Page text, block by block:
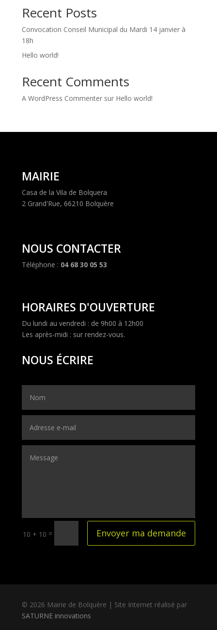
Recent Posts
Convocation Conseil Municipal du Mardi 14 janvier à
18h
Hello world!
Recent Comments
A WordPress Commentersur Hello world!
MAIRIE
Casa de la Vila de Bolquera
2 Grand'Rue, 66210 Bolquère
NOUS CONTACTER
Téléphone : 04 68 30 05 53
HORAIRES D'OUVERTURE
Du lundi au vendredi : de 9h00 à 12h00
Les après-midi : sur rendez-vous.
NOUS ÉCRIRE
10 + 10 = Envoyer ma demande
© 2026 Mairie de Bolquère | Site Internet réalisé par
SATURNE innovations